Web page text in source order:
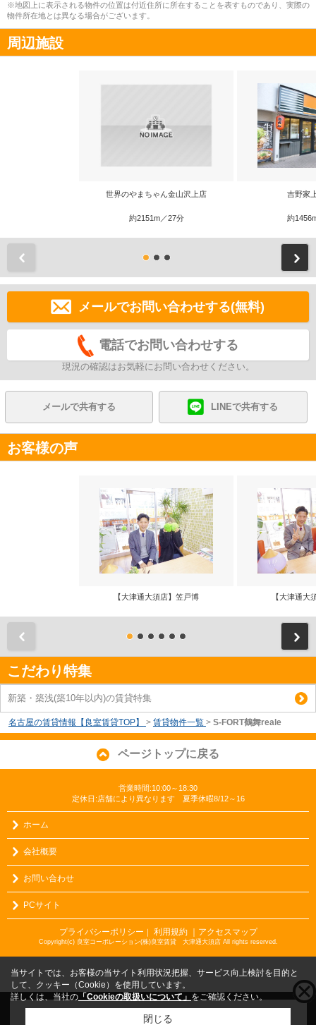
※地図上に表示される物件の位置は付近住所に所在することを表すものであり、実際の
物件所在地とは異なる場合がございます。
周辺施設
世界のやまちゃん金山沢上店
約2151m／27分
吉野家
約
メールでお問い合わせする(無料)
電話でお問い合わせする
現況の確認はお気軽にお問い合わせください。
メールで共有する LINEで共有する
お客様の声
【大津通大須店】笠戸博 【大津通大
こだわり特集
新築・築浅(築10年以内)の賃貸特集
名古屋の賃貸情報【良室賃貸TOP】 > 賃貸物件一覧 > S-FORT鶴舞reale
ページトップに戻る
営業時間:10:00～18:30
定休日:店舗により異なります 夏季休暇8/12～16
ホーム
会社概要
お問い合わせ
PCサイト
プライバシーポリシー 利用規約 ｜アクセスマップ
Copyright(c) 良室コーポレーション(株)良室賃貸 大津通大須店 All rights reserved.
こちらの物件をご覧の方にお勧めな物件
当サイトでは、お客様の当サイト利用状況把握、サービス向上検討を目的と
して、クッキー（Cookie）を使用しています。
詳しくは、当社の 「Cookieの取扱いについて」 をご確認ください。
閉じる